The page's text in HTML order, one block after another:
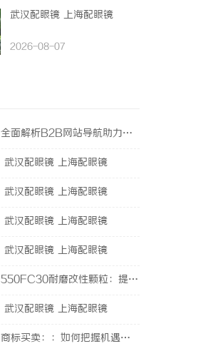
武汉配眼镜 上海配眼镜
2026-08-07
全面解析B2B网站导航助力企业高效对接商机
武汉配眼镜 上海配眼镜
武汉配眼镜 上海配眼镜
武汉配眼镜 上海配眼镜
武汉配眼镜 上海配眼镜
550FC30耐磨改性颗粒：提升材料性能的新选择
武汉配眼镜 上海配眼镜
商标买卖：：如何把握机遇与规避风险